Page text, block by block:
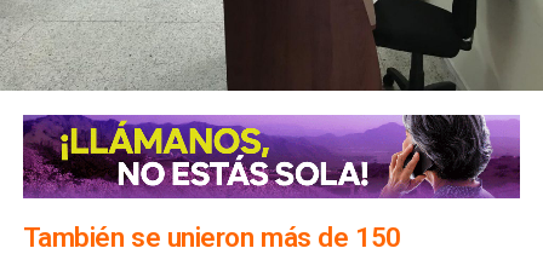
También se unieron más de 150